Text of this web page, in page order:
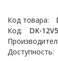
Код товара:
Код:
DK-
Доступность: